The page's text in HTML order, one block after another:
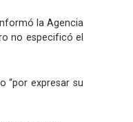
la Agencia
no especificó el
“por expresar su